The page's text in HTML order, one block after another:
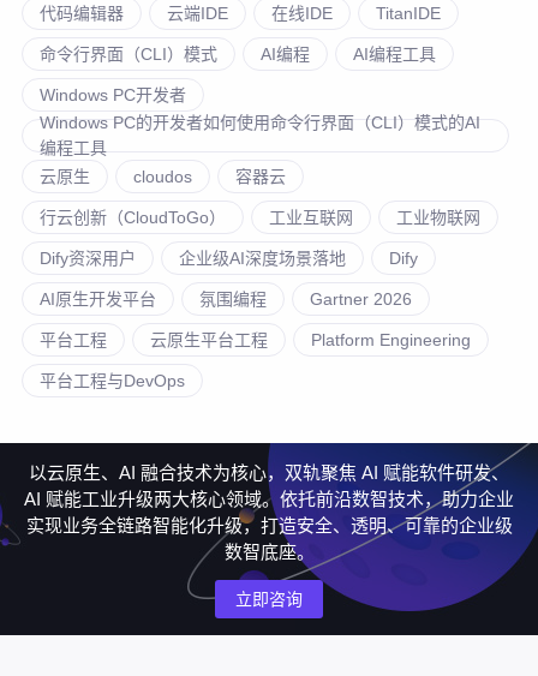
代码编辑器 云端IDE 在线IDE TitanIDE
命令行界面（CLI）模式 AI编程 AI编程工具
Windows PC开发者
Windows PC的开发者如何使用命令行界面（CLI）模式的AI
编程工具
云原生
cloudos 容器云
行云创新（CloudToGo） 工业互联网 工业物联网
Dify资深用户 企业级AI深度场景落地 Dify
AI原生开发平台 氛围编程 Gartner 2026
平台工程 云原生平台工程 Platform Engineering
平台工程与DevOps
以云原生、AI 融合技术为核心，双轨聚焦 AI 赋能软件研发、
AI 赋能工业升级两大核心领域。依托前沿数智技术，助力企业
实现业务全链路智能化升级，打造安全、透明、可靠的企业级
数智底座。
立即咨询